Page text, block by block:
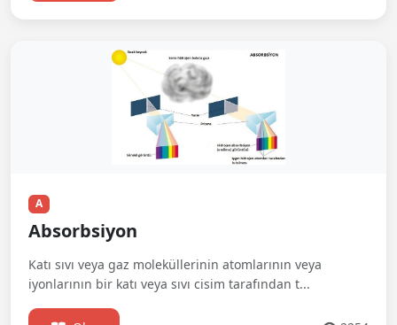
A
Absorbsiyon
Katı sıvı veya gaz moleküllerinin atomlarının veya
iyonlarının bir katı veya sıvı cisim tarafından t...